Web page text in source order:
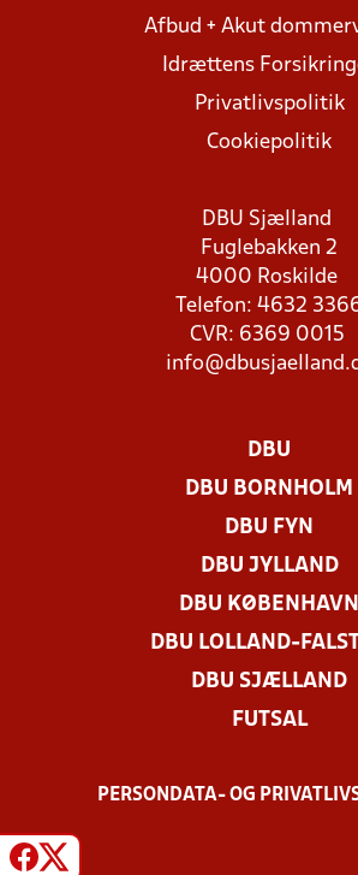
Afbud + Akut
Idrættens
Privatlivspolitik
Cookiepolitik
DBU Sjælland
Fuglebakken 2
4000 Roskilde
Telefon: 4632
CVR: 6369 0015
DBU
DBU BORNHOLM
DBU FYN
DBU JYLLAND
DBU KØBENHAVN
DBU LOLLAND-
DBU SJÆLLAND
FUTSAL
PERSONDATA- OG